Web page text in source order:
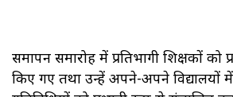
समापन समारोह में प्रतिभागी शिक्षकों को
किए गए तथा उन्हें अपने-अपने विद्यालयों